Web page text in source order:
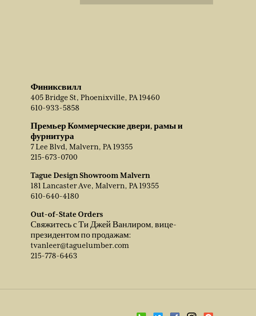
Финиксвилл
405 Bridge St, Phoenixville, PA 19460
610-933-5858
Премьер Коммерческие двери, рамы и
фурнитура
7 Lee Blvd, Malvern, PA 19355
215-673-0700
Tague Design Showroom Malvern
181 Lancaster Ave, Malvern, PA 19355
610-640-4180
Out-of-State Orders
Свяжитесь с Ти Джей Ванлиром, вице-
президентом по продажам:
tvanleer@taguelumber.com
215-778-6463